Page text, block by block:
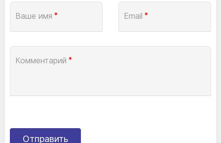
Ваше имя * Email *
Комментарий *